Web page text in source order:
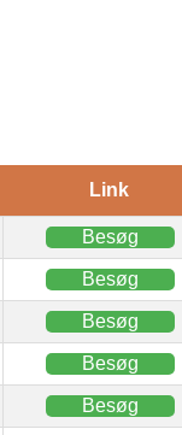
Link
Besøg
Besøg
Besøg
Besøg
Besøg